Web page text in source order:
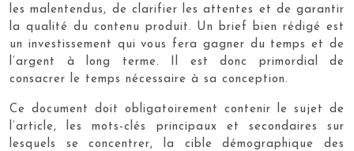
les malentendus, de clarifier les attentes et de garantir
la qualité du contenu produit. Un brief bien rédigé est
un investissement qui vous fera gagner du temps et de
l’argent à long terme. Il est donc primordial de
consacrer le temps nécessaire à sa conception.
Ce document doit obligatoirement contenir le sujet de
l’article, les mots-clés principaux et secondaires sur
lesquels se concentrer, la cible démographique des